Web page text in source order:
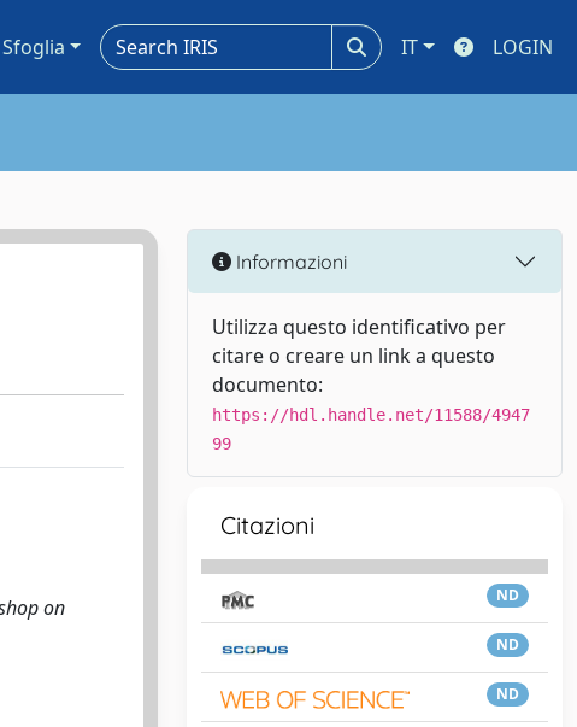
Sfoglia IT LOGIN
on
Informazioni
Utilizza questo identificativo per
citare o creare un link a questo
documento:
https://hdl.handle.net/11588/4947
99
Citazioni
ND
ND
ND